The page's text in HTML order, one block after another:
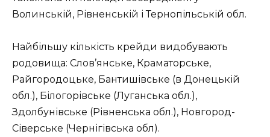
Волинській, Рівненській і Тернопільській обл.
Найбільшу кількість крейди видобувають
родовища: Слов’янське, Краматорське,
Райгородоцьке, Бантишівське (в Донецькій
обл.), Білогорівське (Луганська обл.),
Здолбунівське (Рівненська обл.), Новгород-
Сівер­ське (Чернігівська обл).